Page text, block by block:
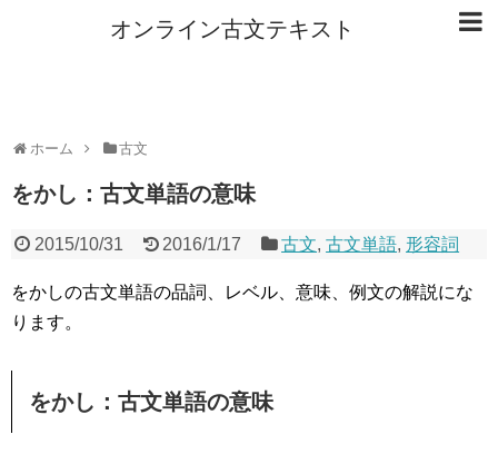
オンライン古文テキスト
ホーム 古文
をかし：古文単語の意味
2015/10/31 2016/1/17 古文,古文単語,形容詞
をかしの古文単語の品詞、レベル、意味、例文の解説にな
ります。
をかし：古文単語の意味